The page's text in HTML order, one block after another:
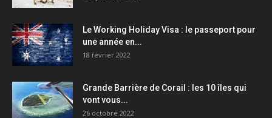
Le Working Holiday Visa : le passeport pour
une année en...
18 février 2022
Grande Barrière de Corail : les 10 îles qui
vont vous...
26 octobre 2022